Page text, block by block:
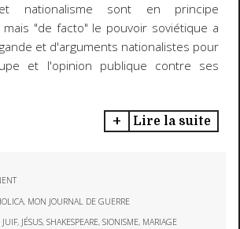
et nationalisme sont en principe
"de facto" le pouvoir soviétique a
et d'arguments nationalistes pour
et l'opinion publique contre ses
Lire la suite
, MON JOURNAL DE GUERRE
JUIF, JÉSUS,SHAKESPEARE,SIONISME, MARIAGE